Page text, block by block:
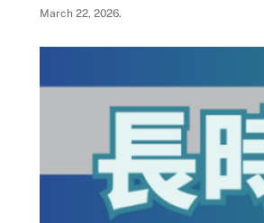
March 22, 2026.